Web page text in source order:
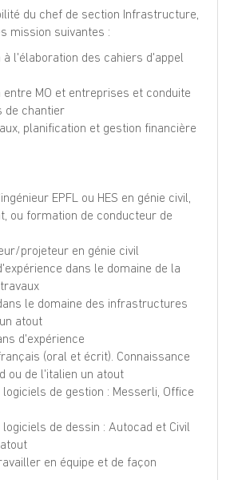
du chef de section Infrastructure,
mission suivantes :
à l'élaboration des cahiers d'appel
entre MO et entreprises et conduite
de chantier
planification et gestion financière
EPFL ou HES en génie civil,
ou formation de conducteur de
projeteur en génie civil
dans le domaine de la
le domaine des infrastructures
atout
d'expérience
(oral et écrit). Connaissance
ou de l'italien un atout
de gestion : Messerli, Office
de dessin : Autocad et Civil
en équipe et de façon